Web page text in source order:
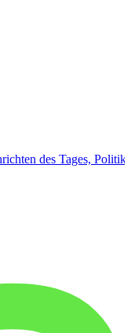
des Tages, Politik